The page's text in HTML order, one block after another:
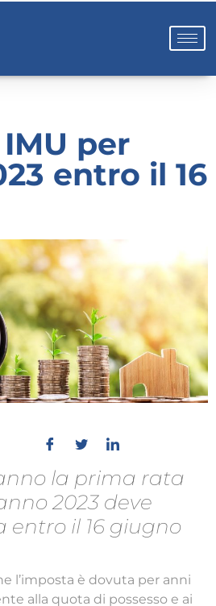
per
entro il 16
la prima rata
2023 deve
entro il 16 giugno
l’imposta è dovuta per anni
alla quota di possesso e ai